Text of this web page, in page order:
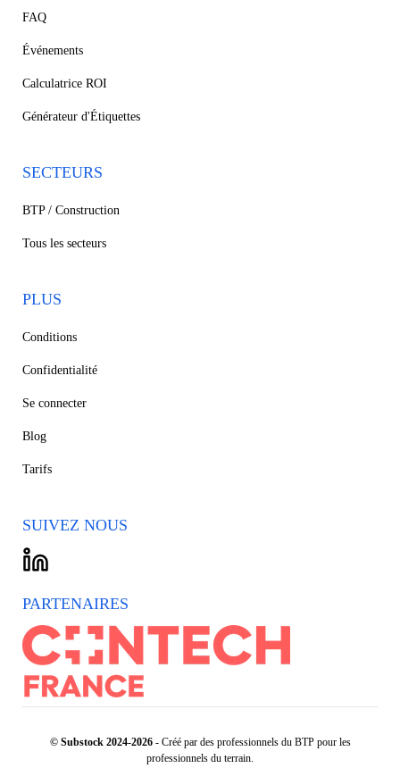
FAQ
Événements
Calculatrice ROI
Générateur d'Étiquettes
SECTEURS
BTP / Construction
Tous les secteurs
PLUS
Conditions
Confidentialité
Se connecter
Blog
Tarifs
SUIVEZ NOUS
PARTENAIRES
© Substock 2024-2026- Créé par des professionnels du BTP pour les
professionnels du terrain.